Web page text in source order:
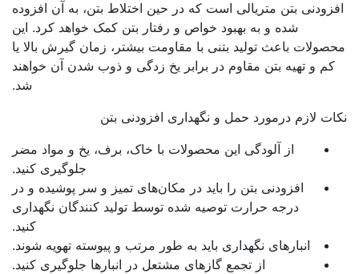
بتن متریالی است که در حین اختلاط بتن، به آن افزوده
شده و به بهبود خواص و رفتار بتن کمک خواهد کرد. این
باعث تولید بتنی با مقاومت بیشتر، زمان گیرش بالا یا
کم و تهیه بتن مقاوم در برابر یخ زدگی و ذوب شدن آن خواهند
لازم درمورد حمل و نگهداری افزودنی بتن
از آلودگی این محصولات با خاک، برف، یخ و مواد مضر
جلوگیری کنید.
افزودنی بتن را باید در مکان‌های تمیز و سر پوشیده و در
درجه حرارت توصیه شده توسط تولید کنندگان نگهداری
انبارهای نگهداری باید به طور مرتب و پیوسته تهویه شوند.
از تجمع گازهای مشتعل در انبارها جلوگیری کنید.